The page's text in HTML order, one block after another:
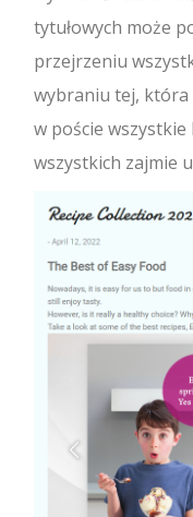
tytułowych może
przejrzeniu
wybraniu tej, która
w poście
wszystkich zajmie